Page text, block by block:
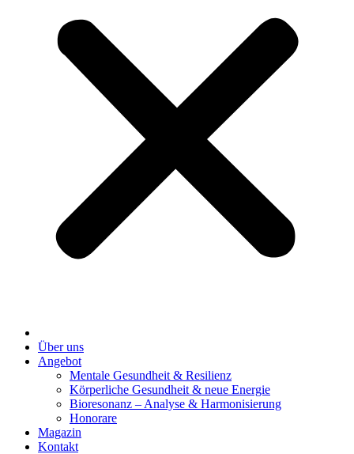
Über uns
Angebot
Mentale Gesundheit & Resilienz
Körperliche Gesundheit & neue Energie
Bioresonanz – Analyse & Harmonisierung
Honorare
Magazin
Kontakt